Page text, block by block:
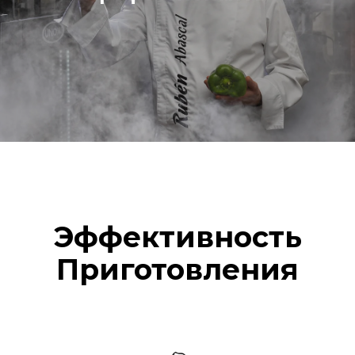
Эффективность
Приготовления